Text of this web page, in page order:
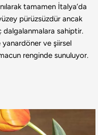
tamamen İtalya’da
pürüzsüzdür ancak
dalgalanmalara sahiptir.
ve şiirsel
renginde sunuluyor.